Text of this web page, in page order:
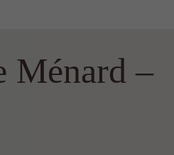
Ménard –